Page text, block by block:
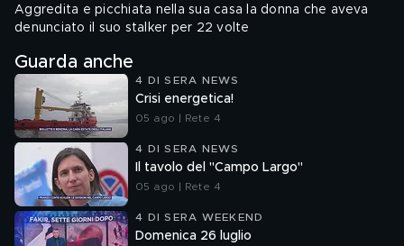
Aggredita e picchiata nella sua casa la donna che aveva
denunciato il suo stalker per 22 volte
Guarda anche
4 DI SERA NEWS
Crisi energetica!
05 ago | Rete 4
4 DI SERA NEWS
Il tavolo del "Campo Largo"
05 ago | Rete 4
4 DI SERA WEEKEND
Domenica 26 luglio